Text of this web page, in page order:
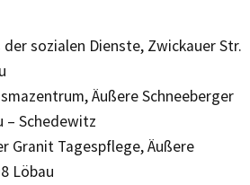
sozialen Dienste, Zwickauer Str.
Äußere Schneeberger
– Schedewitz
Tagespflege, Äußere
Löbau